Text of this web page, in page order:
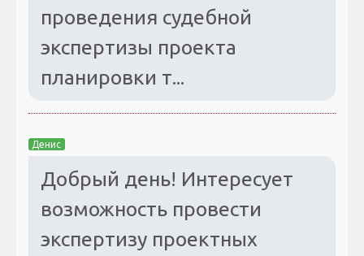
проведения судебной
экспертизы проекта
планировки т...
Денис
Добрый день! Интересует
возможность провести
экспертизу проектных